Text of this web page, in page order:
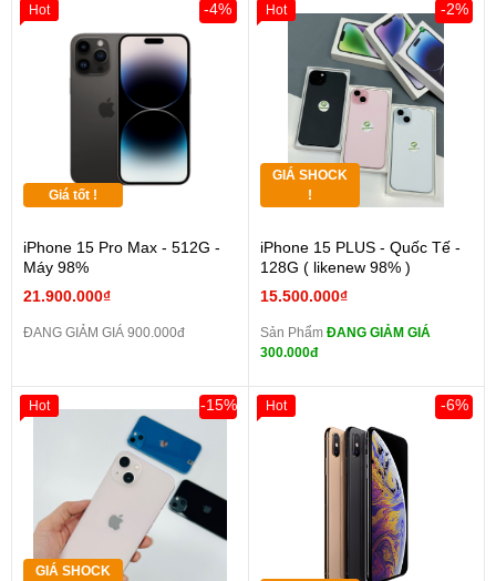
Giá tốt !
iPhone 15 Pro Max - 512G -
Máy 98%
21.900.000₫
-4%
ĐANG GIẢM GIÁ 900.000đ
Hot
GIÁ SHOCK
!
iPhone 15 PLUS - Quốc Tế -
128G ( likenew 98% )
15.500.000₫
-2%
Sản Phẩm ĐANG GIẢM GIÁ
300.000đ
Hot
GIÁ SHOCK
-15%
Hot -6%
Hot